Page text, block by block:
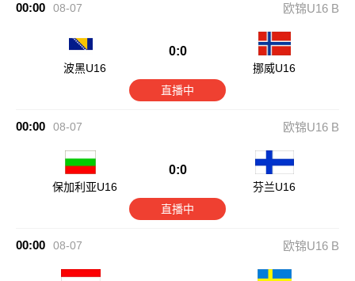
00:00 08-07 欧锦U16 B
波黑U16
0:0
挪威U16
直播中
00:00 08-07 欧锦U16 B
保加利亚U16
0:0
芬兰U16
直播中
00:00 08-07 欧锦U16 B